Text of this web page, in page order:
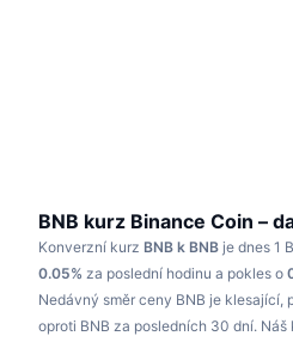
Sporty
Finance
Technická analýza
RSI
MACD
Prozkoumat
Videa
Slovník
BNB kurz Binance Coin –
Konverzní kurz BNB k BNB je dnes 1
0.05% za poslední hodinu a pokles o
Nedávný směr ceny BNB je klesající,
oproti BNB za posledních 30 dní. Náš